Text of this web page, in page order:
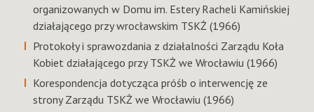
organizowanych w Domu im. Estery Racheli Kamińskiej
działającego przy wrocławskim TSKŻ (1966)
Protokoły i sprawozdania z działalności Zarządu Koła
Kobiet działającego przy TSKŻ we Wrocławiu (1966)
Korespondencja dotycząca próśb o interwencję ze
strony Zarządu TSKŻ we Wrocławiu (1966)